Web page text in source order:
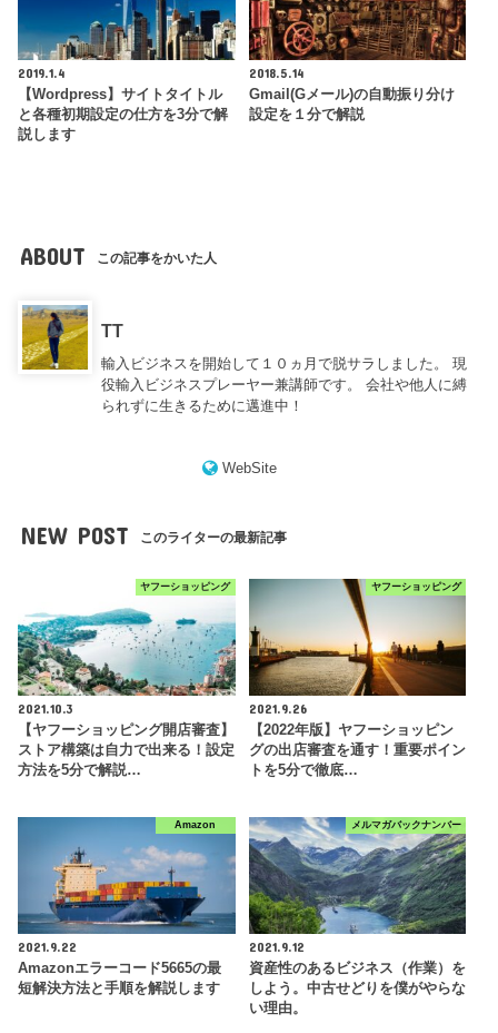
2019.1.4
【Wordpress】サイトタイトル
と各種初期設定の仕方を3分で解
説します
2018.5.14
Gmail(Gメール)の自動振り分け
設定を１分で解説
ABOUT この記事をかいた人
TT
輸入ビジネスを開始して１０ヵ月で脱サラしました。 現
役輸入ビジネスプレーヤー兼講師です。 会社や他人に縛
られずに生きるために邁進中！
WebSite
NEW POST このライターの最新記事
ヤフーショッピング
2021.10.3
【ヤフーショッピング開店審査】
ストア構築は自力で出来る！設定
方法を5分で解説…
ヤフーショッピング
2021.9.26
【2022年版】ヤフーショッピン
グの出店審査を通す！重要ポイン
トを5分で徹底…
Amazon
2021.9.22
Amazonエラーコード5665の最
短解決方法と手順を解説します
メルマガバックナンバー
2021.9.12
資産性のあるビジネス（作業）を
しよう。中古せどりを僕がやらな
い理由。